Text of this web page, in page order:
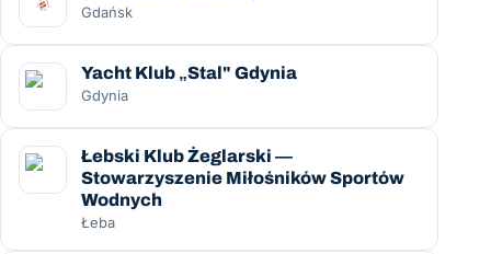
Gdańsk
Yacht Klub „Stal" Gdynia
Gdynia
Łebski Klub Żeglarski —
Stowarzyszenie Miłośników Sportów
Wodnych
Łeba